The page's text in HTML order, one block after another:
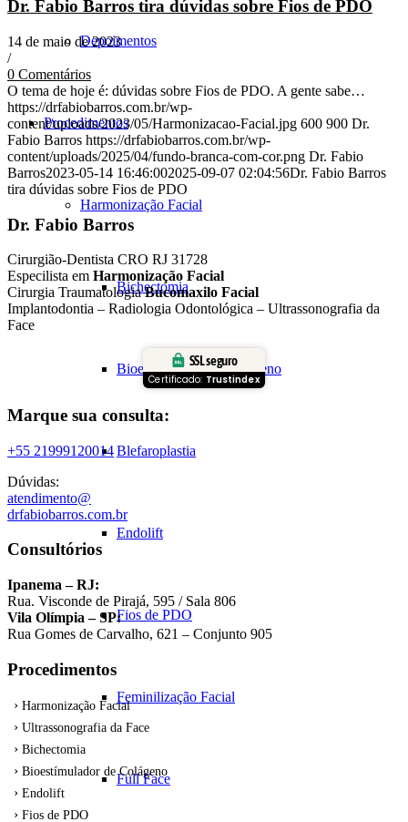
Depoimentos
Procedimentos
Harmonização Facial
Bichectomia
Bioestimulação de Colágeno
Blefaroplastia
Endolift
Fios de PDO
Feminilização Facial
Full Face
Dr. Fabio Barros tira dúvidas sobre Fios de PDO
14 de maio de 2023
/
0 Comentários
O tema de hoje é: dúvidas sobre Fios de PDO. A gente sabe…
https://drfabiobarros.com.br/wp-
content/uploads/2023/05/Harmonizacao-Facial.jpg 600 900 Dr.
Fabio Barros https://drfabiobarros.com.br/wp-
content/uploads/2025/04/fundo-branca-com-cor.png Dr. Fabio
Barros2023-05-14 16:46:002025-09-07 02:04:56Dr. Fabio Barros
tira dúvidas sobre Fios de PDO
Dr. Fabio Barros
Cirurgião-Dentista CRO RJ 31728
Especilista em Harmonização Facial
Cirurgia TraumatologiaBucomaxilo Facial
Implantodontia – Radiologia Odontológica – Ultrassonografia da
Face
SSL seguro
Certificado: Trustindex
Marque sua consulta:
+55 21999120014
Dúvidas:
atendimento@
drfabiobarros.com.br
Consultórios
Ipanema – RJ:
Rua. Visconde de Pirajá, 595 / Sala 806
Vila Olímpia – SP:
Rua Gomes de Carvalho, 621 – Conjunto 905
Procedimentos
Harmonização Facial
Ultrassonografia da Face
Bichectomia
Bioestímulador de Colágeno
Endolift
Fios de PDO